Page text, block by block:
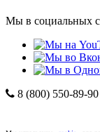
Мы в социальных
8 (800) 550-89-90